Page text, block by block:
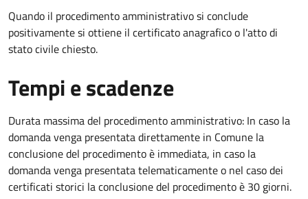
Quando il procedimento amministrativo si conclude
positivamente si ottiene il certificato anagrafico o l'atto di
stato civile chiesto.
Tempi e scadenze
Durata massima del procedimento amministrativo: In caso la
domanda venga presentata direttamente in Comune la
conclusione del procedimento è immediata, in caso la
domanda venga presentata telematicamente o nel caso dei
certificati storici la conclusione del procedimento è 30 giorni.